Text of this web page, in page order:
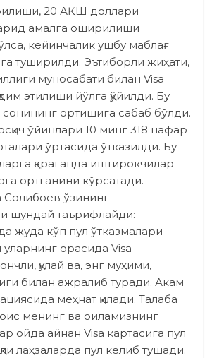
20 АҚШ доллари
амалга оширилиши
кейинчалик ушбу маблағ
туширилди. Эътиборли жиҳати,
муносабати билан Visa
этилиши йўлга қўйилди. Бу
ортишига сабаб бўлди.
ўйин­лари 10 минг 318 нафар
ўртасида ўтказилди. Бу
қараганда иштирокчилар
ортганини кўрсатади.
ўзининг
шундай таърифлайди:
жуда кўп пул ўтказмалари
орасида Visa
қулай ва, энг муҳими,
билан ажралиб туради. Акам
меҳнат қилади. Талаба
менинг ва оиламизнинг
ойда айнан Visa картасига пул
лаҳзаларда пул келиб тушади.